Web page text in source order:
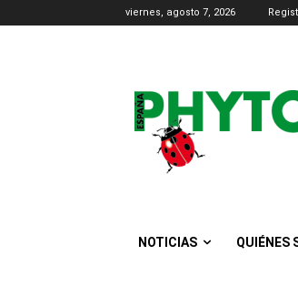
viernes, agosto 7, 2026
NOTICIAS QUIÉNES